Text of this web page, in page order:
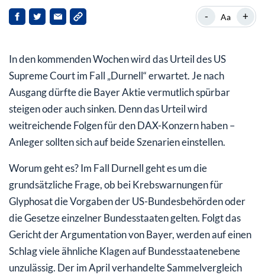
Bayers Chancen: Welches Urteil wird erwartet?
- Aa +
In den kommenden Wochen wird das Urteil des US
Supreme Court im Fall „Durnell“ erwartet. Je nach
Ausgang dürfte die Bayer Aktie vermutlich spürbar
steigen oder auch sinken. Denn das Urteil wird
weitreichende Folgen für den DAX-Konzern haben –
Anleger sollten sich auf beide Szenarien einstellen.
Worum geht es? Im Fall Durnell geht es um die
grundsätzliche Frage, ob bei Krebswarnungen für
Glyphosat die Vorgaben der US-Bundesbehörden oder
die Gesetze einzelner Bundesstaaten gelten. Folgt das
Gericht der Argumentation von Bayer, werden auf einen
Schlag viele ähnliche Klagen auf Bundesstaatenebene
unzulässig. Der im April verhandelte Sammelvergleich